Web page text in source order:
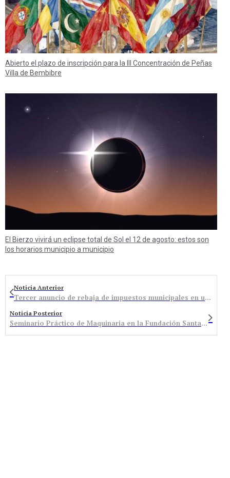
Abierto el plazo de inscripción para la III Concentración de Peñas
Villa de Bembibre
El Bierzo vivirá un eclipse total de Sol el 12 de agosto: estos son
los horarios municipio a municipio
Noticia Anterior
Tercer anuncio de rebaja de impuestos municipales en una semana, esta vez el IAE bajará un 70%
Noticia Posterior
Seminario Práctico de Maquinaria en la Fundación Santa Bárbara